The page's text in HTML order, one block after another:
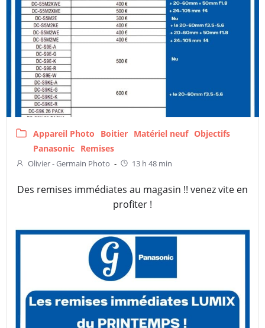
Appareil Photo Boitier Matériel neuf Objectifs
Panasonic Remises
Olivier - Germain Photo - 13 h 48 min
Des remises immédiates au magasin !! venez vite en
profiter !